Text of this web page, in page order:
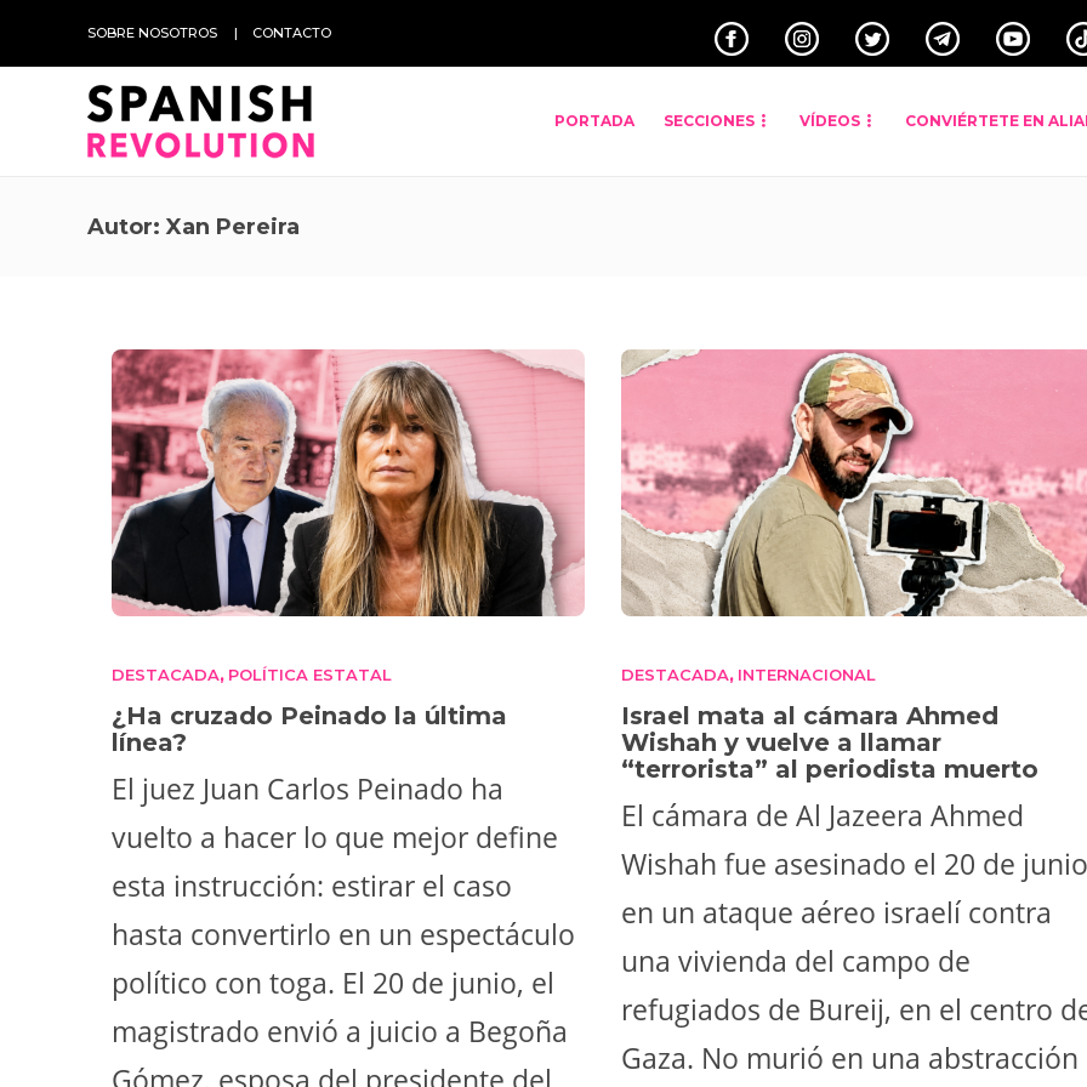
SOBRE NOSOTROS CONTACTO
PORTADA SECCIONES VÍDEOS CONVIÉRTETE EN
Autor:Xan Pereira
DESTACADA, POLÍTICA ESTATAL
¿Ha cruzado Peinado la última
línea?
El juez Juan Carlos Peinado ha
vuelto a hacer lo que mejor define
esta instrucción: estirar el caso
hasta convertirlo en un espectáculo
político con toga. El 20 de junio, el
magistrado envió a juicio a Begoña
Gómez, esposa del presidente del
DESTACADA, INTERNACIONAL
Israel mata al cámara Ahmed
Wishah y vuelve a llamar
“terrorista” al periodista muerto
El cámara de Al Jazeera Ahmed
Wishah fue asesinado el 20 de junio
en un ataque aéreo israelí contra
una vivienda del campo de
refugiados de Bureij, en el centro
Gaza. No murió en una abstracción